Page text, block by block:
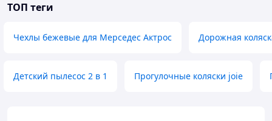
ТОП теги
Чехлы бежевые для Мерседес Актрос Дорожная
Детский пылесос 2 в 1 Прогулочные коляски joie